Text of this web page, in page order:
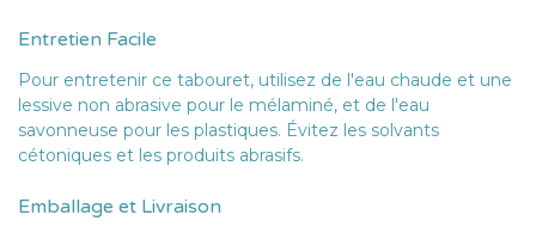
Entretien Facile
Pour entretenir ce tabouret, utilisez de l'eau chaude et une
lessive non abrasive pour le mélaminé, et de l'eau
savonneuse pour les plastiques. Évitez les solvants
cétoniques et les produits abrasifs.
Emballage et Livraison